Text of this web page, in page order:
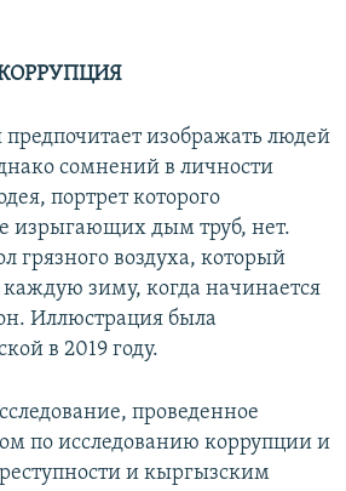
изображать людей
сомнений в личности
портрет которого
изрыгающих дым труб, нет.
грязного воздуха, который
зиму, когда начинается
Иллюстрация была
в 2019 году.
проведенное
по исследованию коррупции и
и кыргызским